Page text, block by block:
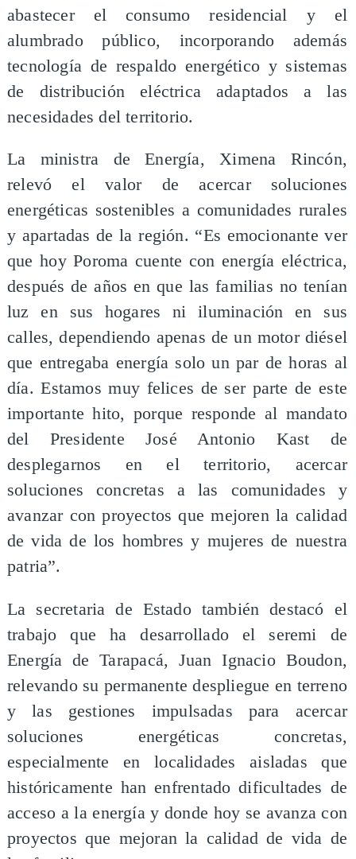
abastecer el consumo residencial y el
alumbrado público, incorporando además
tecnología de respaldo energético y sistemas
de distribución eléctrica adaptados a las
necesidades del territorio.
La ministra de Energía, Ximena Rincón,
relevó el valor de acercar soluciones
energéticas sostenibles a comunidades rurales
y apartadas de la región. “Es emocionante ver
que hoy Poroma cuente con energía eléctrica,
después de años en que las familias no tenían
luz en sus hogares ni iluminación en sus
calles, dependiendo apenas de un motor diésel
que entregaba energía solo un par de horas al
día. Estamos muy felices de ser parte de este
importante hito, porque responde al mandato
del Presidente José Antonio Kast de
desplegarnos en el territorio, acercar
soluciones concretas a las comunidades y
avanzar con proyectos que mejoren la calidad
de vida de los hombres y mujeres de nuestra
patria”.
La secretaria de Estado también destacó el
trabajo que ha desarrollado el seremi de
Energía de Tarapacá, Juan Ignacio Boudon,
relevando su permanente despliegue en terreno
y las gestiones impulsadas para acercar
soluciones energéticas concretas,
especialmente en localidades aisladas que
históricamente han enfrentado dificultades de
acceso a la energía y donde hoy se avanza con
proyectos que mejoran la calidad de vida de